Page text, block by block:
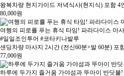
왕복차량 현지가이드 저녁식사(현지식) 포함 4
80,000원
여행의 피로를 푸는 휴식 타임! 파라다이스 마
#일일조인투어 #코타키나발루
샌딩차량 마사지 2시간 (전신60분+발 60분) 포
77,000원
하루에 두가지 즐거움 가야섬과 뚜아이 반딧불!